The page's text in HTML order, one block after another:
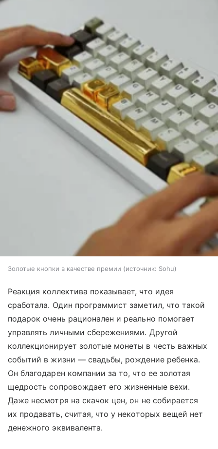
Золотые кнопки в качестве премии источник: Sohu
Реакция коллектива показывает, что идея
сработала. Один программист заметил, что такой
подарок очень рационален и реально помогает
управлять личными сбережениями. Другой
коллекционирует золотые монеты в честь важных
событий в жизни — свадьбы, рождение ребенка.
Он благодарен компании за то, что ее золотая
щедрость сопровождает его жизненные вехи.
Даже несмотря на скачок цен, он не собирается
их продавать, считая, что у некоторых вещей нет
денежного эквивалента.